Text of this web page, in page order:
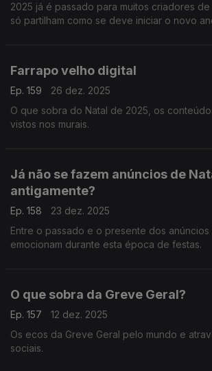
2025 já é passado para muitos criadores
só partilham como se deve iniciar o novo
Farrapo velho digital
Ep. 159
26 dez. 2025
O que sobra do Natal de 2025, os
vistos nos murais.
Já não se fazem anúncios de
antigamente?
Ep. 158
23 dez. 2025
Entre o passado e o presente dos anúncios
emocionam durante esta época de festas.
O que sobra da Greve Geral?
Ep. 157
12 dez. 2025
Os ecos da Greve Geral pelo mundo e
sociais.